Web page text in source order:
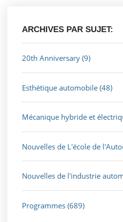
ARCHIVES PAR SUJET:
20th Anniversary (9)
Esthétique automobile (48)
Mécanique hybride et
Nouvelles de L'école de
Nouvelles de l'industrie
Programmes (689)